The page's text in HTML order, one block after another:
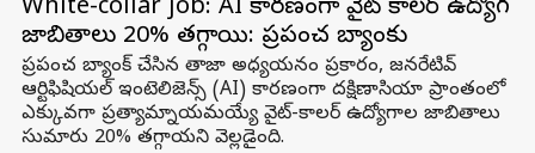
White-collar job: AI కారణంగా వైట్ కాలర్ ఉద్యోగ
జాబితాలు 20% తగ్గాయి: ప్రపంచ బ్యాంకు
ప్రపంచ బ్యాంక్ చేసిన తాజా అధ్యయనం ప్రకారం, జనరేటివ్
ఆర్టిఫిషియల్ ఇంటెలిజెన్స్ (AI) కారణంగా దక్షిణాసియా ప్రాంతంలో
ఎక్కువగా ప్రత్యామ్నాయమయ్యే వైట్-కాలర్ ఉద్యోగాల జాబితాలు
సుమారు 20% తగ్గాయని వెల్లడైంది.